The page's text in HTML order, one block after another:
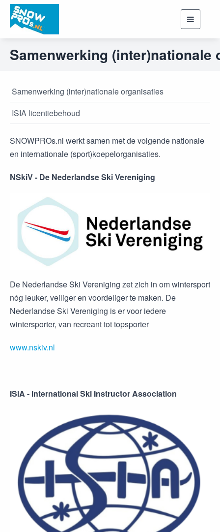
Toggle
Samenwerking (inter)nationale
Samenwerking (inter)nationale organisaties
ISIA licentiebehoud
SNOWPROs.nl werkt samen met de volgende nationale
en internationale (sport)koepelorganisaties.
NSkiV - De Nederlandse Ski Vereniging
De Nederlandse Ski Vereniging zet zich in om wintersport
nóg leuker, veiliger en voordeliger te maken. De
Nederlandse Ski Vereniging is er voor iedere
wintersporter, van recreant tot topsporter
www.nskiv.nl
ISIA - International Ski Instructor Association